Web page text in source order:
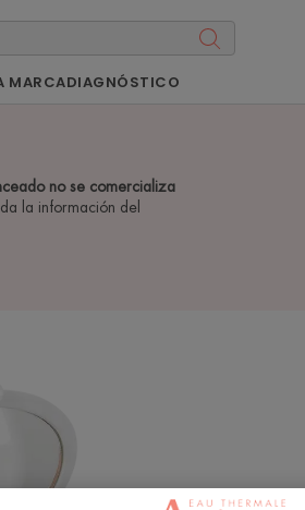
MARCADIAGNÓSTICO
no se comercializa
la información del